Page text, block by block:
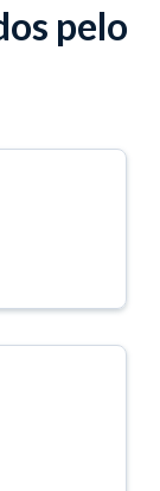
pelo